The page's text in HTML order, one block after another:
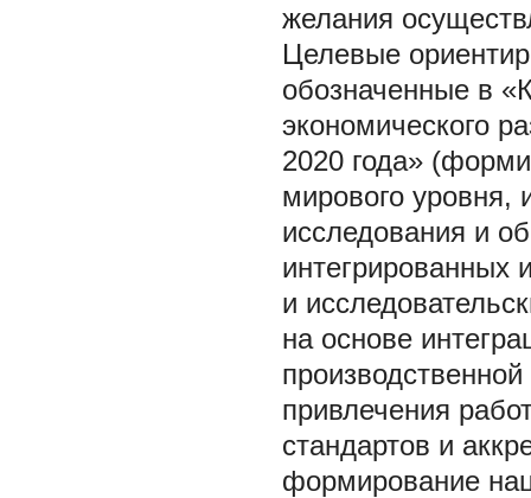
желания
Целевые
обозначенные в
экономического
2020 года»
мирового уровня,
исследования и
и
на основе
привлечения
стандартов и
формирование